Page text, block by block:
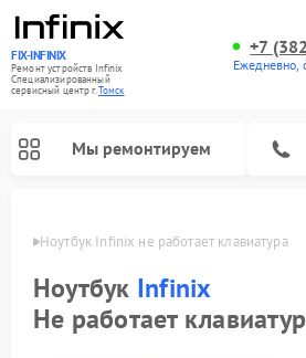
FIX-INFINIX
Ремонт устройств Infinix
Специализированный
cервисный центр г.Томск
+7
Ежедневно,
Мы ремонтируем
Ноутбук Infinix не работает клавиатура
Ноутбук Infinix
Не работает